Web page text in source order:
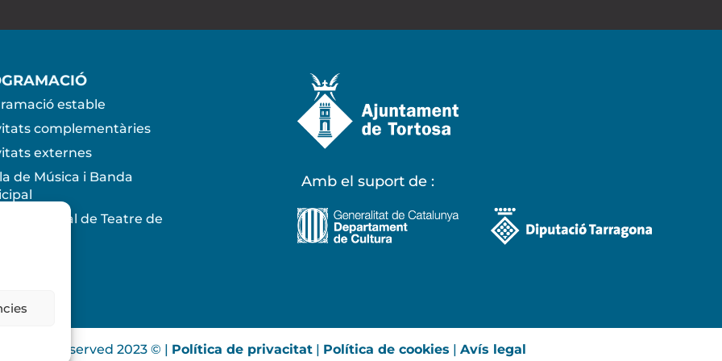
estable
complementàries
externes
de Música i Banda
Municipal de Teatre de
Amb el suport de :
rights reserved 2023 © | Política de privacitat | Política de cookies | Avís legal